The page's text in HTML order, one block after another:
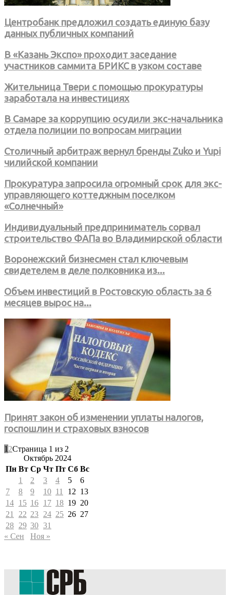
Центробанк предложил создать единую базу
данных публичных компаний
В «Казань Экспо» проходит заседание
участников саммита БРИКС в узком составе
Жительница Твери с помощью прокуратуры
заработала на инвестициях
В Самаре за коррупцию осудили экс-начальника
отдела полиции по вопросам миграции
Столичный арбитраж вернул бренды Zuko и Yupi
чилийской компании
Прокуратура запросила огромный срок для экс-
управляющего коттеджным поселком
«Солнечный»
Индивидуальный предприниматель сорвал
строительство ФАПа во Владимирской области
Воронежский бизнесмен стал ключевым
свидетелем в деле полковника из...
Объем инвестиций в Ростовскую область за 6
месяцев вырос на...
Принят закон об изменении уплаты налогов,
госпошлин и страховых взносов
1 2Страница 1 из 2
Октябрь 2024
Пн Вт Ср Чт Пт Сб Вс
1
2 3 4 5
6
7
8 9 10 11 12 13
14 15 16 17 18 19 20
21
22 23 24 25 26 27
28 29 30 31
« Сен
Ноя »